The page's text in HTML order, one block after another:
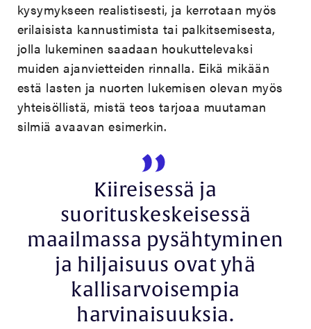
kysymykseen realistisesti, ja kerrotaan myös
erilaisista kannustimista tai palkitsemisesta,
jolla lukeminen saadaan houkuttelevaksi
muiden ajanvietteiden rinnalla. Eikä mikään
estä lasten ja nuorten lukemisen olevan myös
yhteisöllistä, mistä teos tarjoaa muutaman
silmiä avaavan esimerkin.
Kiireisessä ja
suorituskeskeisessä
maailmassa pysähtyminen
ja hiljaisuus ovat yhä
kallisarvoisempia
harvinaisuuksia.